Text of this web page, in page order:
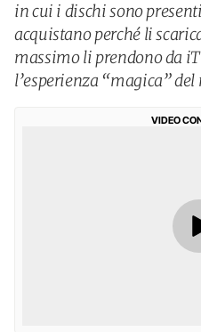
in cui i dischi sono
acquistano perché li
massimo li prendono da
l’esperienza “magica”
VIDEO